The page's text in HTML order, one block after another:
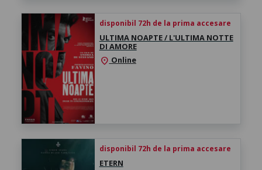
disponibil 72h de la prima accesare
ULTIMA NOAPTE / L'ULTIMA NOTTE
DI AMORE
location_on Online
disponibil 72h de la prima accesare
ETERN